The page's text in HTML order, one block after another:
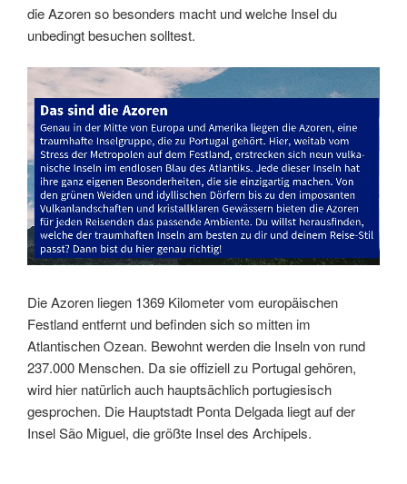
die Azoren so besonders macht und welche Insel du
unbedingt besuchen solltest.
Embed
Die Azoren liegen 1369 Kilometer vom europäischen
Festland entfernt und befinden sich so mitten im
Atlantischen Ozean. Bewohnt werden die Inseln von rund
237.000 Menschen. Da sie offiziell zu Portugal gehören,
wird hier natürlich auch hauptsächlich portugiesisch
gesprochen. Die Hauptstadt Ponta Delgada liegt auf der
Insel São Miguel, die größte Insel des Archipels.